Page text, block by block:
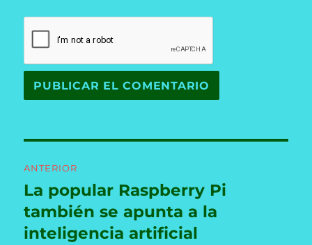
de
entradas
ANTERIOR
Entrada
anterior:
La popular Raspberry Pi
también se apunta a la
inteligencia artificial